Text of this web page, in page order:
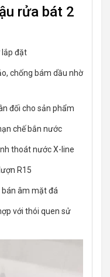
rửa bát 2
lắp đặt
chống bám dầu nhờ
đối cho sản phẩm
chế bắn nước
thoát nước X-line
R15
bán âm mặt đá
với thói quen sử